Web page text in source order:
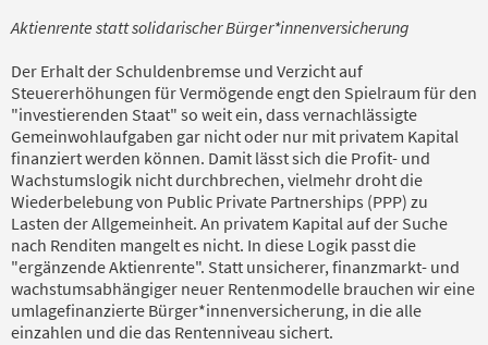
Aktienrente statt solidarischer Bürger*innenversicherung
Der Erhalt der Schuldenbremse und Verzicht auf
Steuererhöhungen für Vermögende engt den Spielraum für den
"investierenden Staat" so weit ein, dass vernachlässigte
Gemeinwohlaufgaben gar nicht oder nur mit privatem Kapital
finanziert werden können. Damit lässt sich die Profit- und
Wachstumslogik nicht durchbrechen, vielmehr droht die
Wiederbelebung von Public Private Partnerships (PPP) zu
Lasten der Allgemeinheit. An privatem Kapital auf der Suche
nach Renditen mangelt es nicht. In diese Logik passt die
"ergänzende Aktienrente". Statt unsicherer, finanzmarkt- und
wachstumsabhängiger neuer Rentenmodelle brauchen wir eine
umlagefinanzierte Bürger*innenversicherung, in die alle
einzahlen und die das Rentenniveau sichert.